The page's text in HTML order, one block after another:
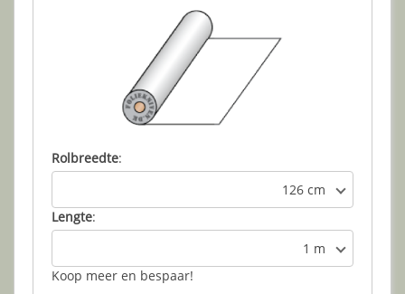
Rolbreedte:
126 cm
Lengte:
1 m
Koop meer en bespaar!